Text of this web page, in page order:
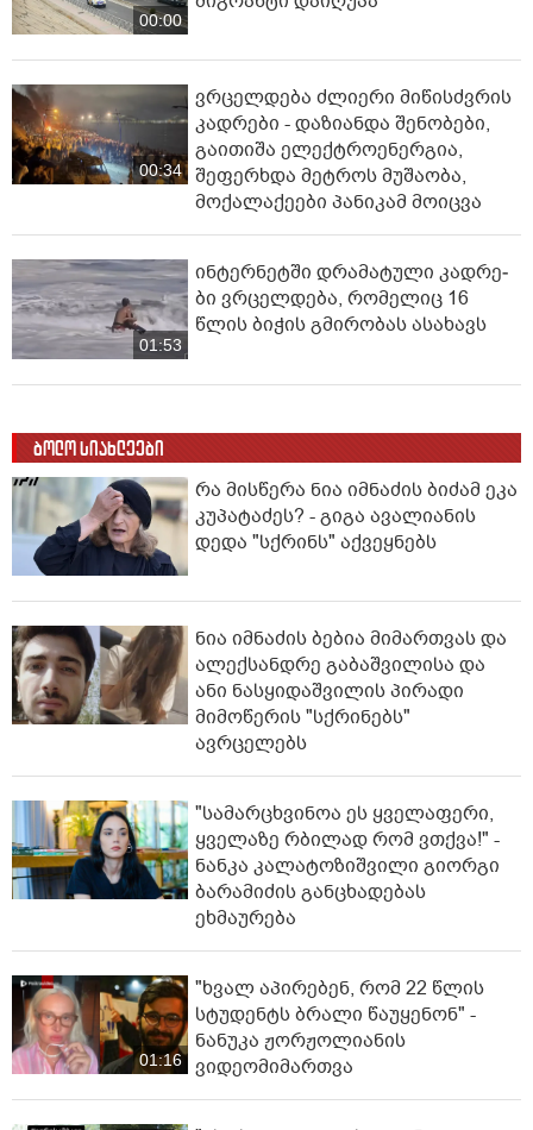
00:00
00:34
ვრცელდება ძლიერი მიწისძვრის
კადრები - დაზიანდა შენობები,
გაითიშა ელექტროენერგია,
შეფერხდა მეტროს მუშაობა,
მოქალაქეები პანიკამ მოიცვა
01:53
ინ­ტერ­ნეტ­ში დრა­მა­ტუ­ლი კად­რე­
ბი ვრცელდება, რომელიც 16
წლის ბიჭის გმირობას ასახავს
ბოლო სიახლეები
რა მისწერა ნია იმნაძის ბიძამ ეკა
კუპატაძეს? - გიგა ავალიანის
დედა "სქრინს" აქვეყნებს
ნია იმნაძის ბებია მიმართვას და
ალექსანდრე გაბაშვილისა და
ანი ნასყიდაშვილის პირადი
მიმოწერის "სქრინებს"
ავრცელებს
"სა­მარ­ცხვი­ნოა ეს ყვე­ლა­ფე­რი,
ყვე­ლა­ზე რბი­ლად რომ ვთქვა!" -
ნანკა კალატოზიშვილი გიორგი
ბარამიძის განცხადებას
ეხმაურება
01:16
"ხვალ აპირებენ, რომ 22 წლის
სტუდენტს ბრალი წაუყენონ" -
ნანუკა ჟორჟოლიანის
ვიდეომიმართვა